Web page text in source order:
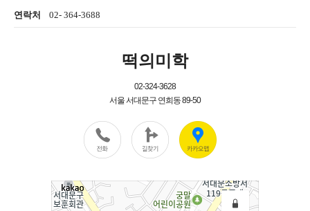
연락처 02- 364-3688